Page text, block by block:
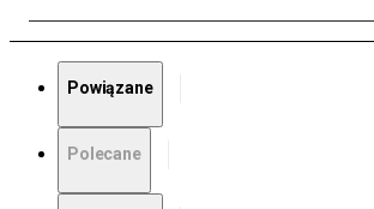
Powiązane
Polecane